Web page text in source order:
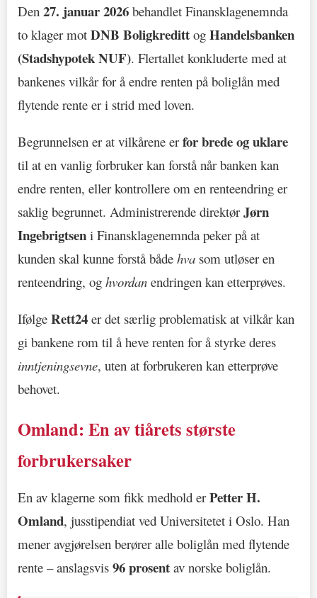
Den 27. januar 2026 behandlet Finansklagenemnda
to klager mot DNB Boligkreditt og Handelsbanken
(Stadshypotek NUF). Flertallet konkluderte med at
bankenes vilkår for å endre renten på boliglån med
flytende rente er i strid med loven.
Begrunnelsen er at vilkårene erfor brede og uklare
til at en vanlig forbruker kan forstå når banken kan
endre renten, eller kontrollere om en renteendring er
saklig begrunnet. Administrerende direktørJørn
Ingebrigtsen i Finansklagenemnda peker på at
kunden skal kunne forstå både hva som utløser en
renteendring, og hvordan endringen kan etterprøves.
Ifølge Rett24 er det særlig problematisk at vilkår kan
gi bankene rom til å heve renten for å styrke deres
inntjeningsevne, uten at forbrukeren kan etterprøve
behovet.
Omland: En av tiårets største
forbrukersaker
En av klagerne som fikk medhold erPetter H.
Omland, jusstipendiat ved Universitetet i Oslo. Han
mener avgjørelsen berører alle boliglån med flytende
rente – anslagsvis 96 prosent av norske boliglån.